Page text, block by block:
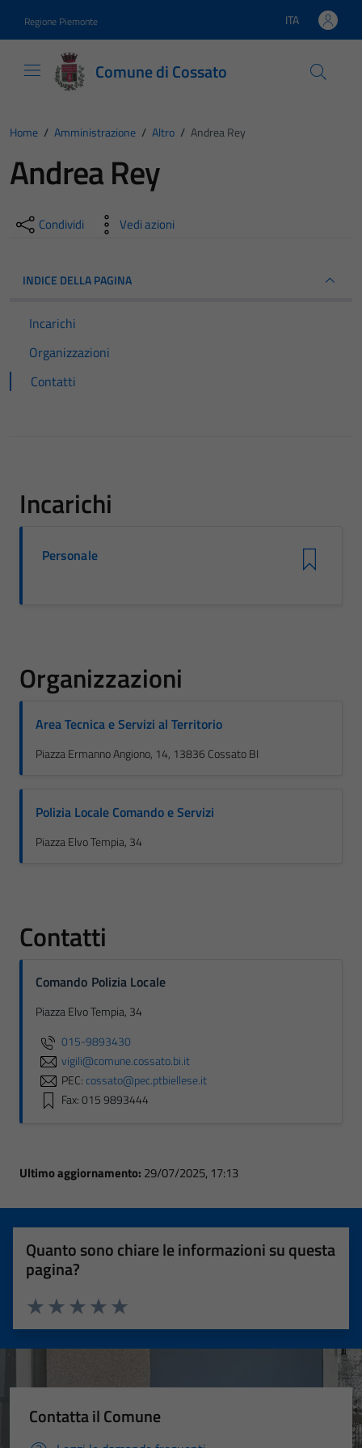
Regione Piemonte Lingua attiva:
ITA
Comune di Cossato
Home / Amministrazione / Altro / Andrea Rey
Andrea Rey
Condividi Vedi azioni
INDICE DELLA PAGINA
Incarichi
Organizzazioni
Contatti
Incarichi
Personale
Organizzazioni
Area Tecnica e Servizi al Territorio
Piazza Ermanno Angiono, 14, 13836 Cossato BI
Polizia Locale Comando e Servizi
Piazza Elvo Tempia, 34
Contatti
Comando Polizia Locale
Piazza Elvo Tempia, 34
015-9893430
vigili@comune.cossato.bi.it
PEC:cossato@pec.ptbiellese.it
Fax: 015 9893444
Ultimo aggiornamento: 29/07/2025, 17:13
Quanto sono chiare le informazioni su questa
pagina?
Valuta 5 stelle su 5
Valuta 4 stelle su 5
Valuta 3 stelle su 5
Valuta 2 stelle su 5
Valuta 1 stelle su 5
Contatta il Comune